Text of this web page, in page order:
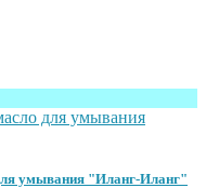
умывания "Иланг-Иланг"